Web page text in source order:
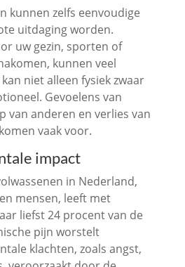
kunnen zelfs eenvoudige
uitdaging worden.
uw gezin, sporten of
kunnen veel
niet alleen fysiek zwaar
Gevoelens van
van anderen en verlies van
vaak voor.
impact
in Nederland,
mensen, leeft met
liefst 24 procent van de
pijn worstelt
klachten, zoals angst,